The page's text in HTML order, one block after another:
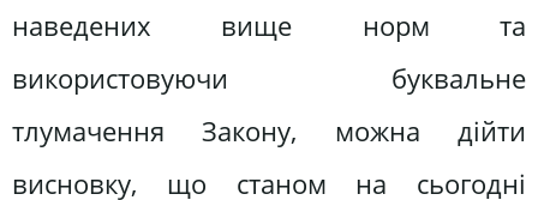
наведених вище норм та
використовуючи буквальне
тлумачення Закону, можна дійти
висновку, що станом на сьогодні